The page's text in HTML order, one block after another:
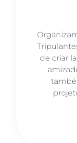
de criar